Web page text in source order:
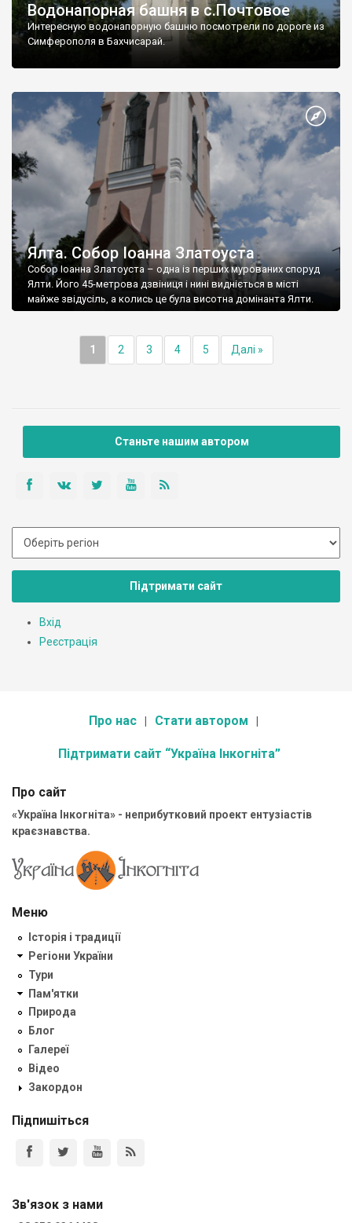
Водонапорная башня в с.Почтовое
Интересную водонапорную башню посмотрели по дороге из
Симферополя в Бахчисарай.
Ялта. Собор Іоанна Златоуста
Собор Іоанна Златоуста – одна із перших мурованих споруд
Ялти. Його 45-метрова дзвіниця і нині видніється в місті
майже звідусіль, а колись це була висотна домінанта Ялти.
1 2 3 4 5 Далі »
Станьте нашим автором
Підтримати сайт
Вхід
Реєстрація
Про нас Стати автором
Підтримати сайт “Україна Інкогніта”
Про сайт
«Україна Інкогніта» - неприбутковий проект ентузіастів
краєзнавства.
Меню
Історія і традиції
Регіони України
Тури
Пам'ятки
Природа
Блог
Галереї
Відео
Закордон
Підпишіться
Зв'язок з нами